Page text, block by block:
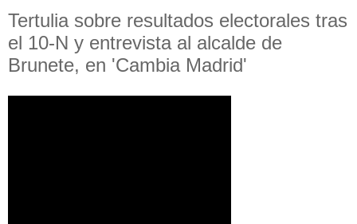
Tertulia sobre resultados electorales tras
el 10-N y entrevista al alcalde de
Brunete, en 'Cambia Madrid'